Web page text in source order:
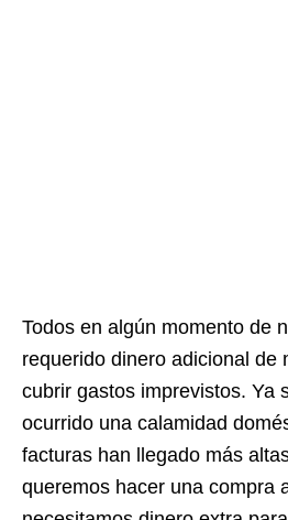
Todos en algún momento de
requerido dinero adicional de
cubrir gastos imprevistos. Ya
ocurrido una calamidad
facturas han llegado más
queremos hacer una compra